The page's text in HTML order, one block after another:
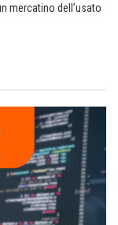
mercatino dell’usato